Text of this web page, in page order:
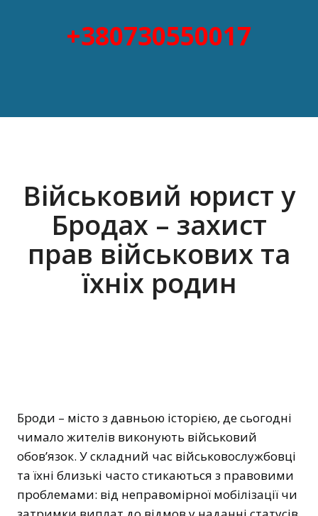
+380730550017
Військовий юрист у
Бродах – захист
прав військових та
їхніх родин
Броди – місто з давньою історією, де сьогодні
чимало жителів виконують військовий
обов’язок. У складний час військовослужбовці
та їхні близькі часто стикаються з правовими
проблемами: від неправомірної мобілізації чи